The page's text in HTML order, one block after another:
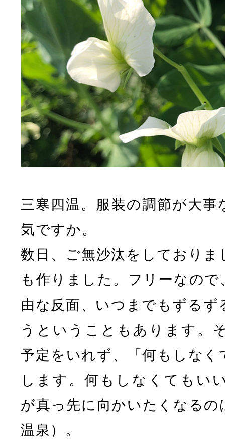
三寒四温。服装の調節が大
気ですか。
数日、ご無沙汰をしておりま
も作りました。フリーなの
由な反面、いつまでもずる
うということもあります。
予定をいれず、「何もしなく
します。何もしなくてもい
が真っ先に向かいたくなる
温泉）。